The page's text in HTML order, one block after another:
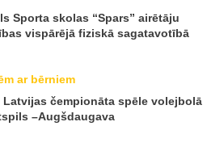
Sporta skolas “Spars” airētāju
vispārējā fiziskā sagatavotībā
ar bērniem
Latvijas čempionāta spēle volejbolā
–Augšdaugava